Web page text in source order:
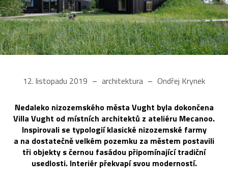
12. listopadu 2019 architektura Ondřej Krynek
Nedaleko nizozemského města Vught byla dokončena
Villa Vught od místních architektů z ateliéru Mecanoo.
Inspirovali se typologií klasické nizozemské farmy
a na dostatečně velkém pozemku za městem postavili
tři objekty s černou fasádou připomínající tradiční
usedlosti. Interiér překvapí svou moderností.